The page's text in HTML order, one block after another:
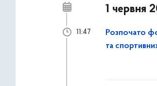
1 червня
Розпочато
та
11:47